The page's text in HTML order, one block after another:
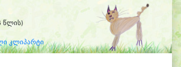
წლის)
კლიპარტი